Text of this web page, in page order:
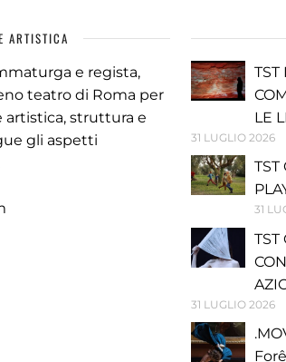
ARTISTICA
e regista,
teatro di Roma per
artistica, struttura e
gli aspetti
TST
LE
31 LUGLIO 2026
TST
31
TST
31 LUGLIO 2026